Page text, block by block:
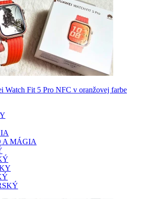
Watch Fit 5 Pro NFC v oranžovej farbe
A MÁGIA